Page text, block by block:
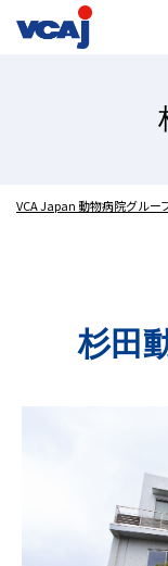
VCA Japan 動物病院グルー
杉田